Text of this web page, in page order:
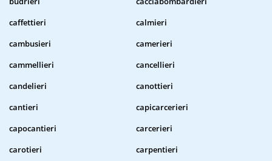
caffettieri
calmieri
cambusieri
camerieri
cammellieri
cancellieri
candelieri
canottieri
cantieri
capicarcerieri
capocantieri
carcerieri
carotieri
carpentieri